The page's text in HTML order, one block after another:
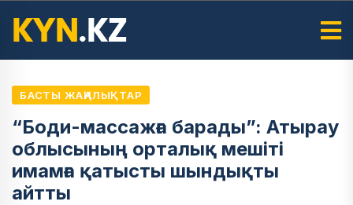
БАСТЫ ЖАҢАЛЫҚТАР
“Боди-массажға барады”: Атырау
облысының орталық мешіті
имамға қатысты шындықты
айтты